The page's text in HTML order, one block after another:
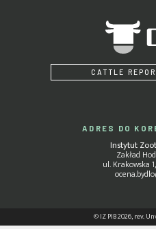
CATTLE
ADRES DO
Instytut
Zakład
ul. Krakowska
© IZ PIB 2026, rev.